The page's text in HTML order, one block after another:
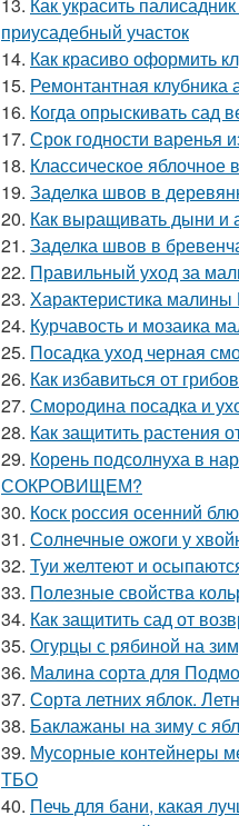
приусадебный участок
14. Как красиво оформить
15. Ремонтантная
16. Когда опрыскивать сад
17. Срок годности варенья
18. Классическое яблочное
19. Заделка швов в
20. Как выращивать дыни и
21. Заделка швов в
22. Правильный уход за
23. Характеристика
24. Курчавость и мозаика
25. Посадка уход черная
26. Как избавиться от
27. Смородина посадка и
28. Как защитить растения
29. Корень подсолнуха в
СОКРОВИЩЕМ?
30. Коск россия осенний
31. Солнечные ожоги у
32. Туи желтеют и
33. Полезные свойства
34. Как защитить сад от
35. Огурцы с рябиной на
36. Малина сорта для
37. Сорта летних яблок.
38. Баклажаны на зиму с
39. Мусорные контейнеры
ТБО
40. Печь для бани, какая